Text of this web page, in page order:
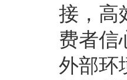
接，高
费者信
外部环